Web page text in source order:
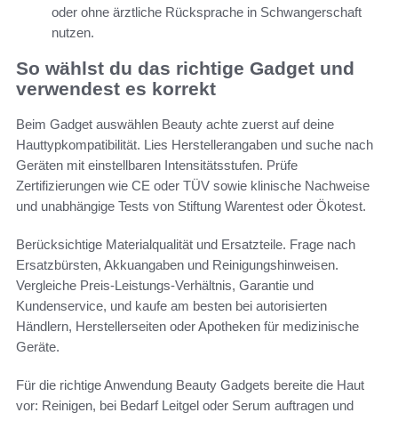
oder ohne ärztliche Rücksprache in Schwangerschaft
nutzen.
So wählst du das richtige Gadget und
verwendest es korrekt
Beim Gadget auswählen Beauty achte zuerst auf deine
Hauttypkompatibilität. Lies Herstellerangaben und suche nach
Geräten mit einstellbaren Intensitätsstufen. Prüfe
Zertifizierungen wie CE oder TÜV sowie klinische Nachweise
und unabhängige Tests von Stiftung Warentest oder Ökotest.
Berücksichtige Materialqualität und Ersatzteile. Frage nach
Ersatzbürsten, Akkuangaben und Reinigungshinweisen.
Vergleiche Preis-Leistungs-Verhältnis, Garantie und
Kundenservice, und kaufe am besten bei autorisierten
Händlern, Herstellerseiten oder Apotheken für medizinische
Geräte.
Für die richtige Anwendung Beauty Gadgets bereite die Haut
vor: Reinigen, bei Bedarf Leitgel oder Serum auftragen und